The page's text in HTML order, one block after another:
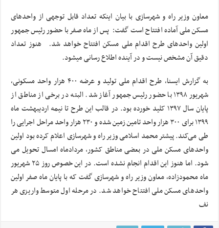
معاون وزیر راه و شهرسازی با بیان اینکه تعداد قابل توجهی از واحدهای
مسکن ملی آماده افتتاح است گفت: پس از ماه صفر با حضور رئیس جمهور
اولین واحدهای طرح اقدام ملی مسکن افتتاح خواهد شد. هنوز تعداد
دقیق آن مشخص نیست و در آینده اطلاع رسانی میشود.
به گزارش ایسنا، طرح اقدام ملی تولید و عرضه ۴۰۰ هزار واحد مسکونی،
شهریور ۱۳۹۸ با حضور رئیس جمهور آغاز شد. البته در برخی از مناطق از
پایان سال ۱۳۹۷ کلید خورده بود. در قالب این طرح تا نیمه اردیبهشت ماه
۱۳۹۹ برای ۳۰۰ هزار واحد تامین زمین شده و ۲۳۰ هزار واحد مراحل اجرایی را
طی می‌کند. پیشتر محمد اسلامی وزیر راه و شهرسازی اعلام کرده بود اولین
واحدهای مسکن ملی در بعضی مناطق کشور، مردادماه امسال تحویل می
شود. اما هنوز این اقدام انجام نشده است. در این خصوص روز ۲۵ شهریور
ماه محمودزاده، معاون وزیر راه و شهرسازی گفت که با پایان ماه صفر اولین
واحدهای مسکن ملی افتتاح خواهد شد. در مرحله اول متوسط واریزی هر
نف